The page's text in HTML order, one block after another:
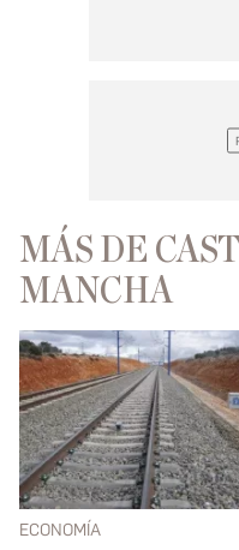
MÁS DE
MANCHA
ECONOMÍA